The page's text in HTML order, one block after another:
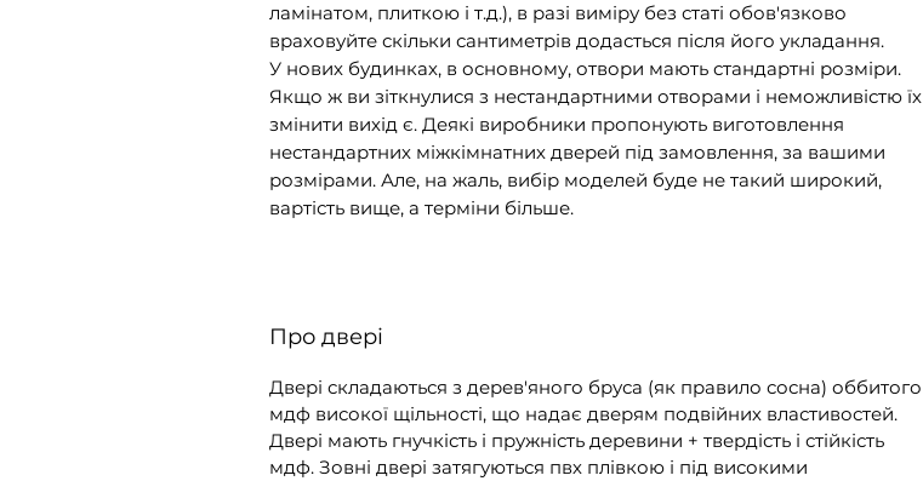
ламінатом, плиткою і т.д.), в разі виміру без статі обов'язково
враховуйте скільки сантиметрів додасться після його укладання.
У нових будинках, в основному, отвори мають стандартні розміри.
Якщо ж ви зіткнулися з нестандартними отворами і неможливістю їх
змінити вихід є. Деякі виробники пропонують виготовлення
нестандартних міжкімнатних дверей під замовлення, за вашими
розмірами. Але, на жаль, вибір моделей буде не такий широкий,
вартість вище, а терміни більше.
Про двері
Двері складаються з дерев'яного бруса (як правило сосна) оббитого
мдф високої щільності, що надає дверям подвійних властивостей.
Двері мають гнучкість і пружність деревини + твердість і стійкість
мдф. Зовні двері затягуються пвх плівкою і під високими